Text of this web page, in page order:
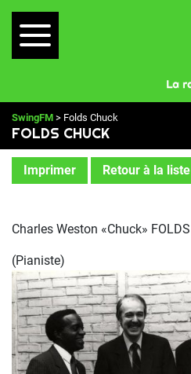
SwingFM > Folds Chuck
FOLDS CHUCK
Imprimer Retour à la liste
Charles Weston «Chuck» FOLDS
(Pianiste)